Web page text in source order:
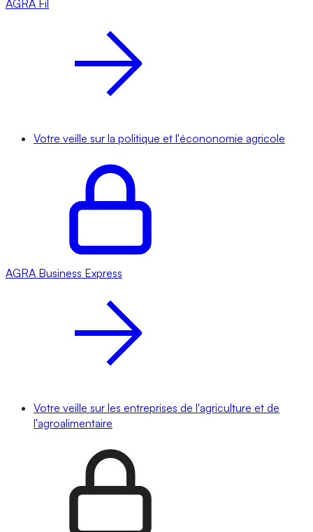
AGRA Fil
Votre veille sur la politique et l'écononomie agricole
AGRA Business Express
Votre veille sur les entreprises de l'agriculture et de
l'agroalimentaire